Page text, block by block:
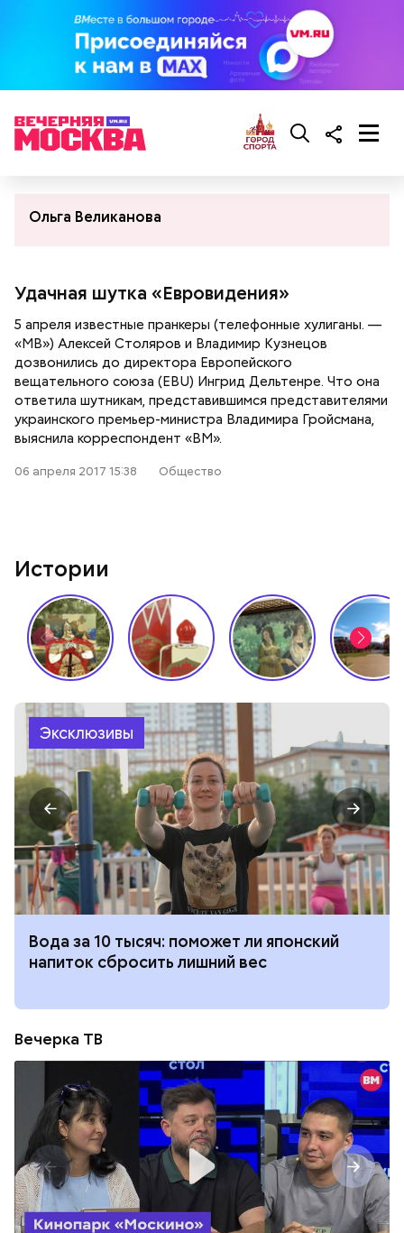
Ольга Великанова
Удачная шутка «Евровидения»
5 апреля известные пранкеры (телефонные хулиганы. —
«МВ») Алексей Столяров и Владимир Кузнецов
дозвонились до директора Европейского
вещательного союза (EBU) Ингрид Дельтенре. Что она
ответила шутникам, представившимся представителями
украинского премьер-министра Владимира Гройсмана,
выяснила корреспондент «ВМ».
06 апреля 2017 15:38 Общество
Истории
Эксклюзивы
Вода за 10 тысяч: поможет ли японский
напиток сбросить лишний вес
Вечерка ТВ